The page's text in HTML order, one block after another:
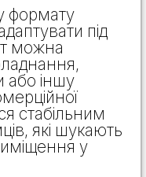
формату
під
можна
або іншу
стабільним
які шукають
у